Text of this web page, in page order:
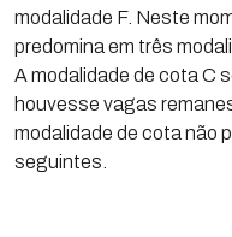
modalidade F. Neste
predomina em três
A modalidade de cota C
houvesse vagas
modalidade de cota não
seguintes.